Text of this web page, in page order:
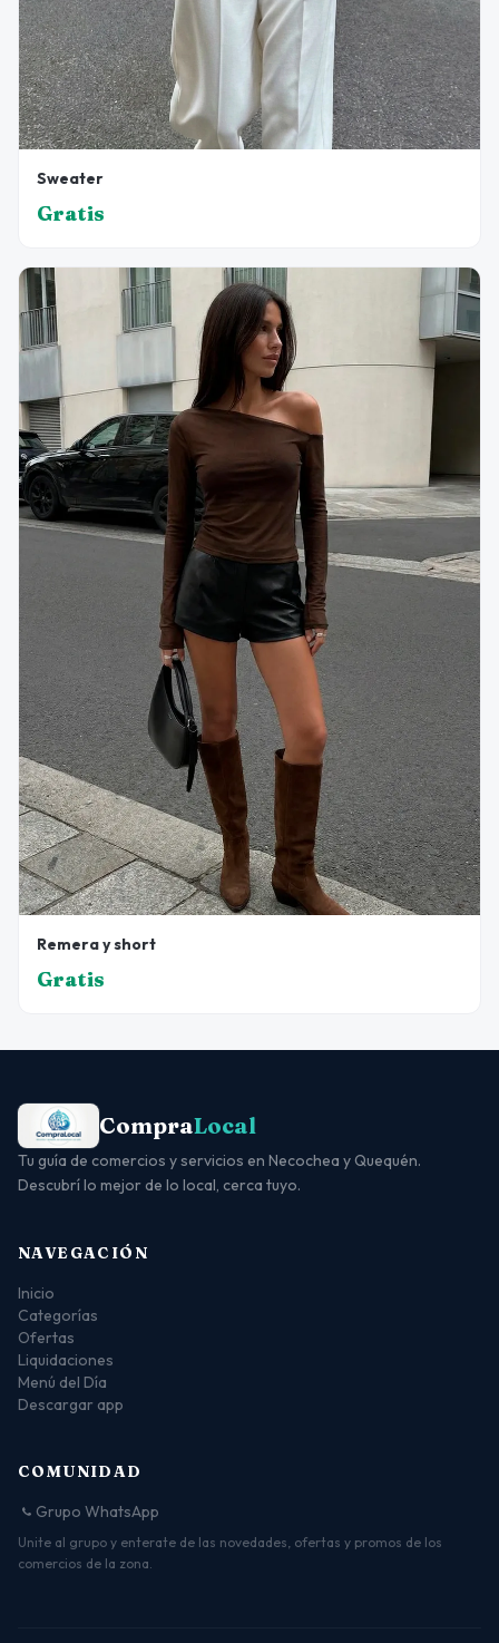
Sweater
Gratis
Remera y short
Gratis
CompraLocal
Tu guía de comercios y servicios en Necochea y Quequén.
Descubrí lo mejor de lo local, cerca tuyo.
NAVEGACIÓN
Inicio
Categorías
Ofertas
Liquidaciones
Menú del Día
Descargar app
COMUNIDAD
Grupo WhatsApp
Unite al grupo y enterate de las novedades, ofertas y promos de los
comercios de la zona.